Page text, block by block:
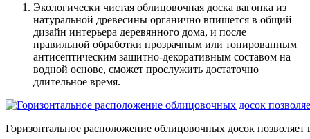
Экологически чистая облицовочная доска вагонка из
натуральной древесины органично впишется в общий
дизайн интерьера деревянного дома, и после
правильной обработки прозрачным или тонированным
антисептическим защитно-декоративным составом на
водной основе, сможет прослужить достаточно
длительное время.
Горизонтальное расположение облицовочных досок